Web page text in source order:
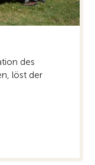
des
löst der